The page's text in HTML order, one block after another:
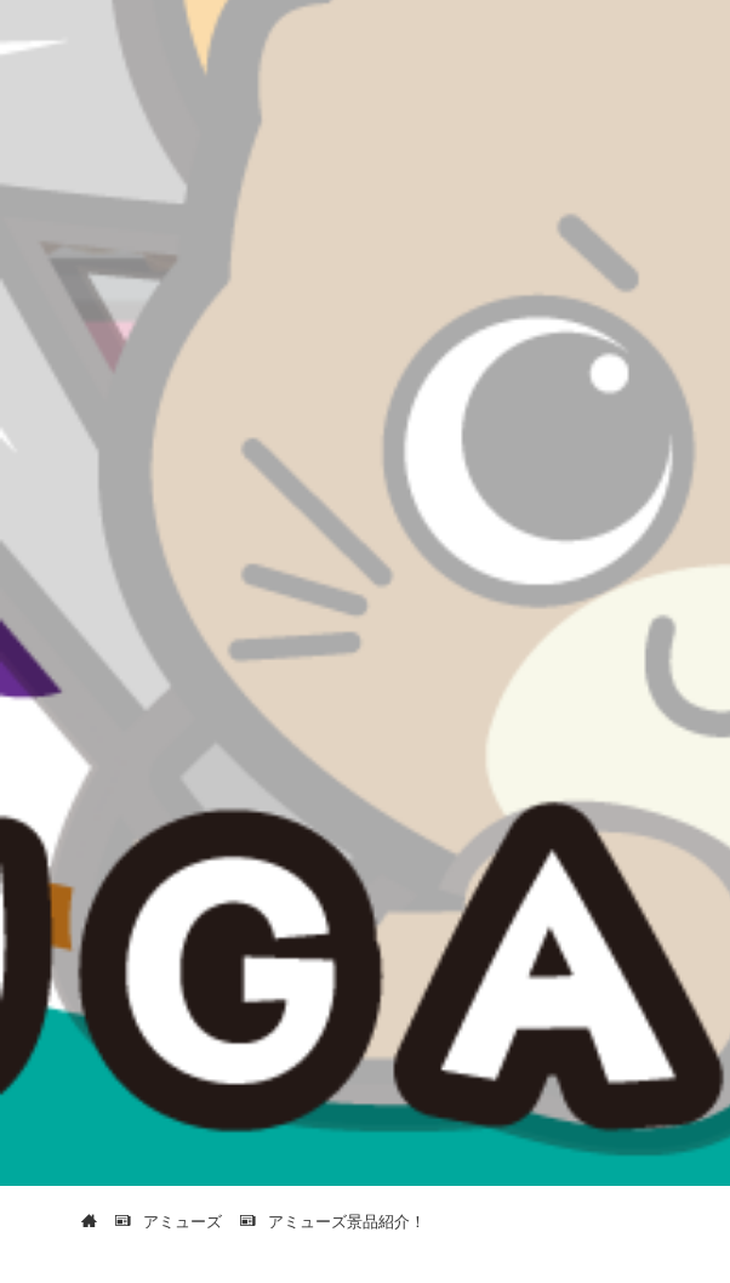
アミューズ アミューズ景品紹介！